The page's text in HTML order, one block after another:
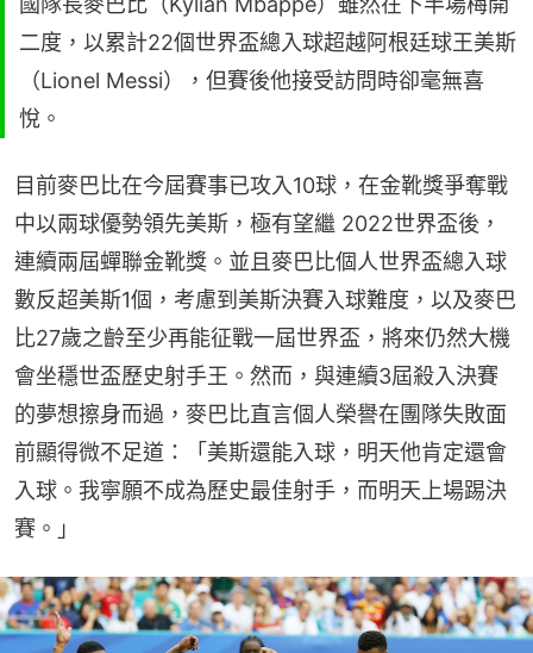
二度，以累計22個世界盃總入球超越阿根廷球王美斯
（Lionel Messi），但賽後他接受訪問時卻毫無喜
悅。
目前麥巴比在今屆賽事已攻入10球，在金靴獎爭奪戰
中以兩球優勢領先美斯，極有望繼 2022世界盃後，
連續兩屆蟬聯金靴獎。並且麥巴比個人世界盃總入球
數反超美斯1個，考慮到美斯決賽入球難度，以及麥巴
比27歲之齡至少再能征戰一屆世界盃，將來仍然大機
會坐穩世盃歷史射手王。然而，與連續3屆殺入決賽
的夢想擦身而過，麥巴比直言個人榮譽在團隊失敗面
前顯得微不足道：「美斯還能入球，明天他肯定還會
入球。我寧願不成為歷史最佳射手，而明天上場踢決
賽。」